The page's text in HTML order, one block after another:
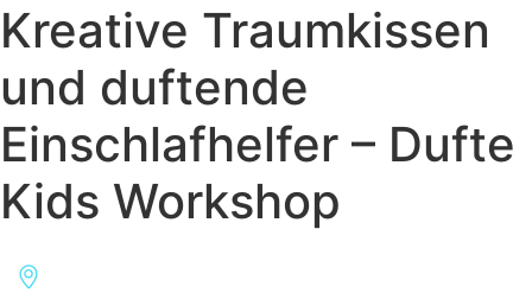
Kreative Traumkissen
und duftende
Einschlafhelfer – Dufte
Kids Workshop